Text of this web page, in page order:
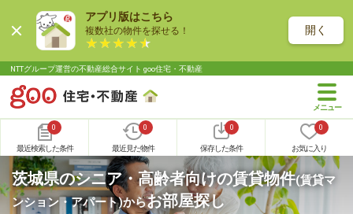
アプリ版はこちら
複数社の物件を探せる！ 開く
NTTグループ運営の不動産総合サイト goo住宅・不動産
0
最近検索した条件
0
最近見た物件
0
保存した条件
0
お気に入り
茨城県のシニア・高齢者向けの賃貸物件(賃貸マ
ンション・アパート)からお部屋探し